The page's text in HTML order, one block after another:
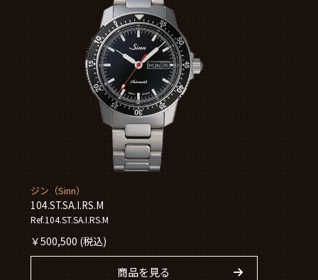
ジン（Sinn）
104.ST.SA.I.RS.M
Ref.104.ST.SA.I.RS.M
￥500,500 (税込)
商品を見る